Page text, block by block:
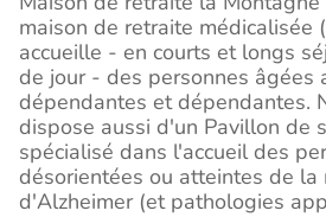
maison de retraite médicalisée
accueille - en courts et longs
de jour - des personnes âgées
dépendantes et dépendantes.
dispose aussi d'un Pavillon de
spécialisé dans l'accueil des
désorientées ou atteintes de la
d'Alzheimer (et pathologies